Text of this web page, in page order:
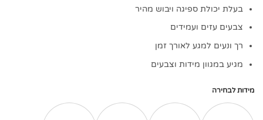
בעלת יכולת ספיגה ויבוש מהיר
צבעים עזים ועמידים
רך ונעים למגע לאורך זמן
מגיע במגוון מידות וצבעים
מידות לבחירה